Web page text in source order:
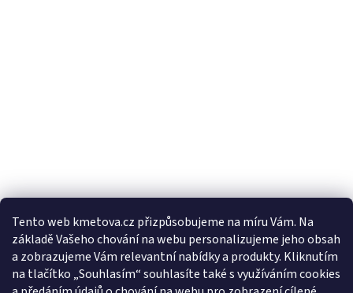
Tento web kmetova.cz přizpůsobujeme na míru Vám. Na
základě Vašeho chování na webu personalizujeme jeho obsah
a zobrazujeme Vám relevantní nabídky a produkty. Kliknutím
na tlačítko „Souhlasím“ souhlasíte také s využíváním cookies
Sledovat na Instagramu